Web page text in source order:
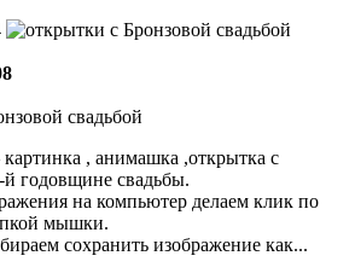
, анимашка ,открытка с
годовщине свадьбы.
на компьютер делаем клик по
мышки.
сохранить изображение как...